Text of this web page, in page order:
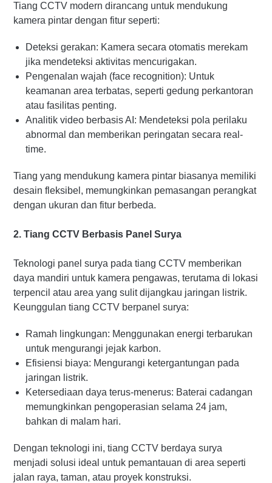
Tiang CCTV modern dirancang untuk mendukung
kamera pintar dengan fitur seperti:
Deteksi gerakan: Kamera secara otomatis merekam
jika mendeteksi aktivitas mencurigakan.
Pengenalan wajah (face recognition): Untuk
keamanan area terbatas, seperti gedung perkantoran
atau fasilitas penting.
Analitik video berbasis AI: Mendeteksi pola perilaku
abnormal dan memberikan peringatan secara real-
time.
Tiang yang mendukung kamera pintar biasanya memiliki
desain fleksibel, memungkinkan pemasangan perangkat
dengan ukuran dan fitur berbeda.
2. Tiang CCTV Berbasis Panel Surya
Teknologi panel surya pada tiang CCTV memberikan
daya mandiri untuk kamera pengawas, terutama di lokasi
terpencil atau area yang sulit dijangkau jaringan listrik.
Keunggulan tiang CCTV berpanel surya:
Ramah lingkungan: Menggunakan energi terbarukan
untuk mengurangi jejak karbon.
Efisiensi biaya: Mengurangi ketergantungan pada
jaringan listrik.
Ketersediaan daya terus-menerus: Baterai cadangan
memungkinkan pengoperasian selama 24 jam,
bahkan di malam hari.
Dengan teknologi ini, tiang CCTV berdaya surya
menjadi solusi ideal untuk pemantauan di area seperti
jalan raya, taman, atau proyek konstruksi.